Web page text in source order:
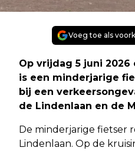
Voeg toe als
Op vrijdag 5 juni 2026
is een minderjarige
bij een
de Lindenlaan en de
De minderjarige fietser
Lindenlaan. Op de